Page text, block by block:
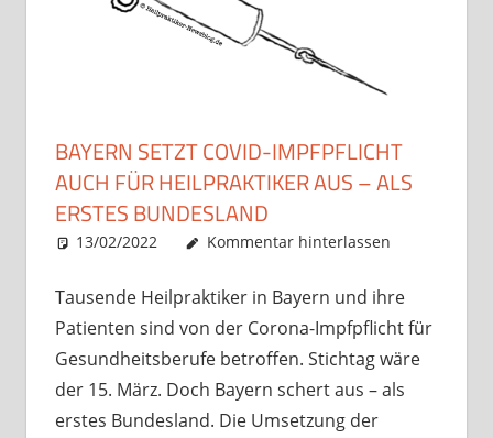
BAYERN SETZT COVID-IMPFPFLICHT
AUCH FÜR HEILPRAKTIKER AUS – ALS
ERSTES BUNDESLAND
13/02/2022 Christian J. Becker
Allgemein
Kommentar hinterlassen
Tausende Heilpraktiker in Bayern und ihre
Patienten sind von der Corona-Impfpflicht für
Gesundheitsberufe betroffen. Stichtag wäre
der 15. März. Doch Bayern schert aus – als
erstes Bundesland. Die Umsetzung der